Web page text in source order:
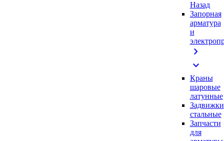
Назад
Запорная
арматура
и
chevron_right
expand_more
Краны
шаровые
латунные
Задвижки
стальные
Запчасти
для